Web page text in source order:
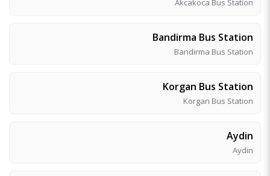
Akcakoca Bus Station
Bandirma Bus Station
Bandirma Bus Station
Korgan Bus Station
Korgan Bus Station
Aydin
Aydin